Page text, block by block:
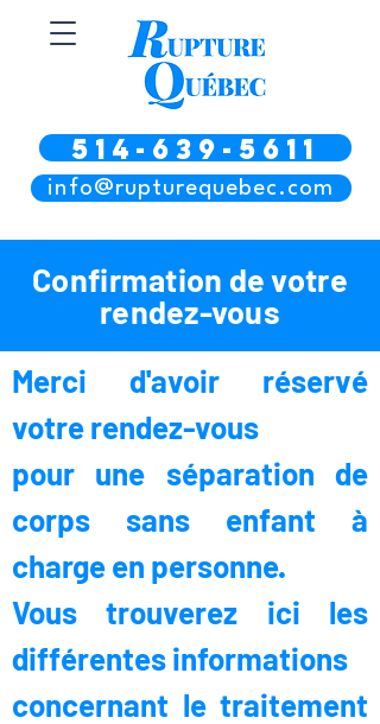
514-639-5611
info@rupturequebec.com
Confirmation de votre
rendez-vous
Merci d'avoir réservé
votre rendez-vous
pour une séparation de
corps sans enfant à
charge en personne.
Vous trouverez ici les
différentes informations
concernant le traitement